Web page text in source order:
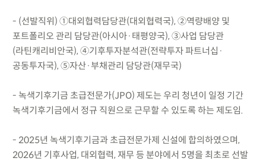
- (선발직위) ①대외협력담당관(대외협력국), ②역량배양 및
포트폴리오 관리 담당관(아시아·태평양국), ③사업 담당관
(라틴캐리비안국), ④기후투자분석관(전략투자 파트너십·
공동투자국), ⑤자산·부채관리 담당관(재무국)
- 녹색기후기금 초급전문가(JPO) 제도는 우리 청년이 일정 기간
녹색기후기금에서 정규 직원으로 근무할 수 있도록 하는 제도임.
- 2025년 녹색기후기금과 초급전문가제 신설에 합의하였으며,
2026년 기후사업, 대외협력, 재무 등 분야에서 5명을 최초로 선발